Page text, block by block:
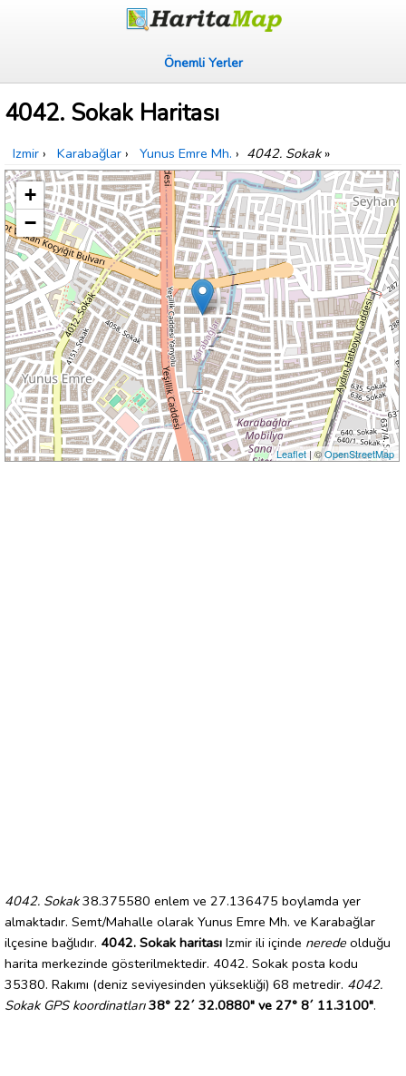
Önemli Yerler
4042. Sokak Haritası
Izmir › Karabağlar › Yunus Emre Mh. › 4042. Sokak»
+
−
Leaflet| ©OpenStreetMap
4042. Sokak38.375580 enlem ve 27.136475 boylamda yer
almaktadır. Semt/Mahalle olarak Yunus Emre Mh. ve Karabağlar
ilçesine bağlıdır. 4042. Sokak haritası Izmir ili içinde nerede olduğu
harita merkezinde gösterilmektedir. 4042. Sokak posta kodu
35380. Rakımı (deniz seviyesinden yüksekliği) 68 metredir. 4042.
Sokak GPS koordinatları 38° 22´ 32.0880" ve 27° 8´ 11.3100".